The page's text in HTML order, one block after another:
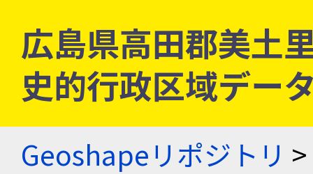
広島県高田郡美土
史的行政区域デー
Geoshapeリポジトリ >